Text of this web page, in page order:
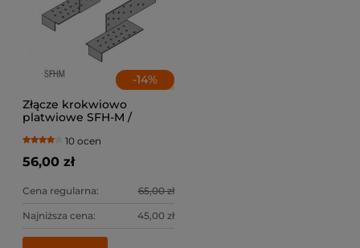
-14%
Złącze krokwiowo
platwiowe SFH-M /
10 ocen
56,00 zł
Cena regularna: 65,00 zł
Najniższa cena: 45,00 zł